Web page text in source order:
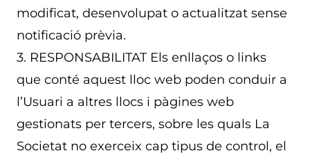
modificat, desenvolupat o actualitzat sense
notificació prèvia.
3. RESPONSABILITAT Els enllaços o links
que conté aquest lloc web poden conduir a
l’Usuari a altres llocs i pàgines web
gestionats per tercers, sobre les quals La
Societat no exerceix cap tipus de control, el